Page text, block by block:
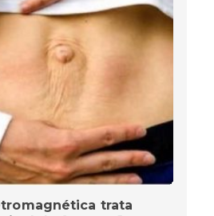
trata